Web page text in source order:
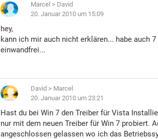
Marcel > David
20. Januar 2010 um 15:09
hey,
kann ich mir auch nicht erklären... habe auch
einwandfrei...
David > Marcel
20. Januar 2010 um 23:21
Hast du bei Win 7 den Treiber für Vista
nur mit dem neuen Treiber für Win 7 probiert.
angeschlossen gelassen wo ich das